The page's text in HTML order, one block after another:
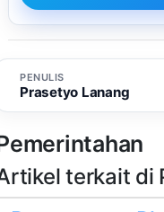
PENULIS
Prasetyo Lanang
terkait di